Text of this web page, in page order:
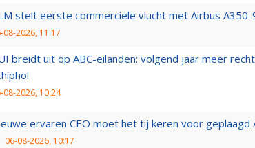
stelt eerste commerciële vlucht met Airbus
08-2026, 11:17
breidt uit op ABC-eilanden: volgend jaar meer
08-2026, 10:24
ervaren CEO moet het tij keren voor geplaagd
06-08-2026, 10:17